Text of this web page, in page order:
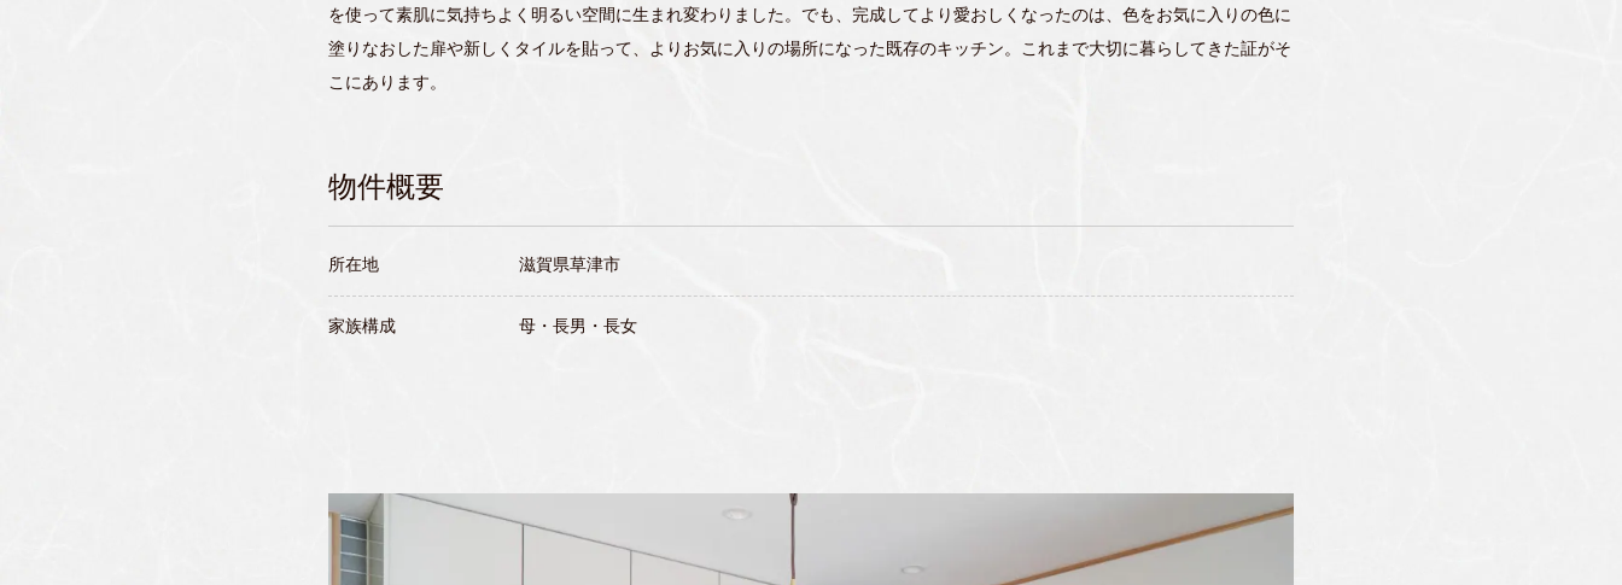
を使って素肌に気持ちよく明るい空間に生まれ変わりました。でも、完成してより愛おしくなったのは、色をお気に入りの色に
塗りなおした扉や新しくタイルを貼って、よりお気に入りの場所になった既存のキッチン。これまで大切に暮らしてきた証がそ
こにあります。
物件概要
所在地 滋賀県草津市
家族構成 母・長男・長女